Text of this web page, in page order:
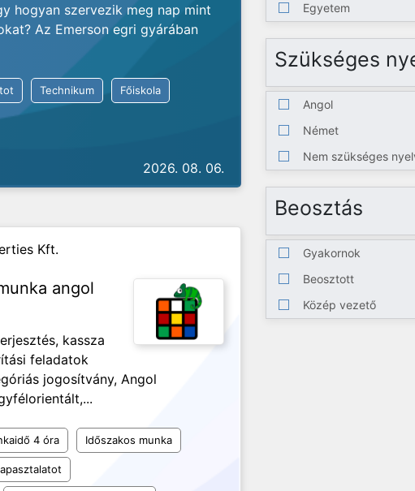
hogyan szervezik meg nap mint
Az Emerson egri gyárában
Technikum Főiskola
2026. 08. 06.
Kft.
angol
kassza
feladatok
jogosítvány, Angol
4 óra Időszakos munka
Egyetem
Szükséges
Angol
Német
Nem szükséges
Beosztás
Gyakornok
Beosztott
Közép vezető